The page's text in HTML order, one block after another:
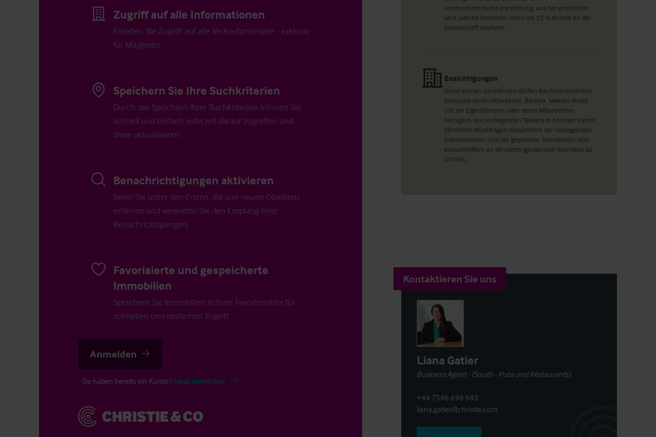
Zugriff auf alle Informationen
Erhalten Sie Zugriff auf alle Verkaufsmandate - exklusiv
für Mitglieder.
Speichern Sie Ihre Suchkriterien
Durch das Speichern Ihrer Suchkriterien können Sie
schnell und einfach jederzeit darauf zugreifen und
diese aktualisieren.
Benachrichtigungen aktivieren
Seien Sie unter den Ersten, die von neuen Objekten
erfahren und verwalten Sie den Empfang Ihrer
Benachrichtigungen.
Favorisierte und gespeicherte
Immobilien
Speichern Sie Immobilien in Ihrer Favoritenliste für
schnellen und einfachen Zugriff.
Anmelden
Sie haben bereits ein Konto? Jetzt anmelden
unternehmerische Darstellung, aus der ersichtlich
wird, welche Personen mehr als 25 % Anteile an der
Gesellschaft besitzen.
Besichtigungen
Unter keinen Umständen dürfen Kaufinteressenten
(inklusive deren Mitarbeiter, Berater, Makler) direkt
mit der Eigentümerin oder deren Mitarbeitern
bezüglich des vorliegenden Teasers in Kontakt treten.
Sämtliche Rückfragen hinsichtlich der vorliegenden
Informationen und der geplanten Transaktion sind
ausschließlich an die unten genannten Kontakte zu
richten.
Kontaktieren Sie uns
Liana Gatier
Business Agent - (South - Pubs and Restaurants)
+44 7546 698 683
liana.gatier@christie.com